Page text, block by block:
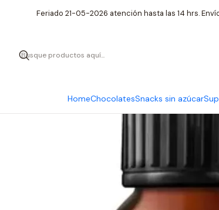
HomeChocolatesSnacks sin azúcar
Feriado 21-05-2026 atención hasta las 14 hrs.